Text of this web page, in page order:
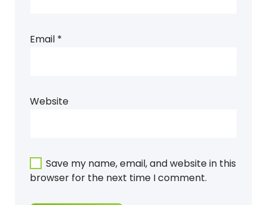
Email *
Website
Save my name, email, and website in this
browser for the next time I comment.